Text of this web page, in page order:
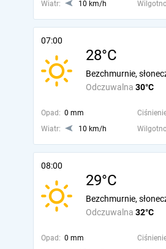
Wiatr: 10 km/h
07:00
28°C
Odczuwalna 30°C
Bezchmurnie,
Opad: 0 mm
Wiatr:
10 km/h
08:00
29°C
Odczuwalna 32°C
Bezchmurnie,
Opad: 0 mm